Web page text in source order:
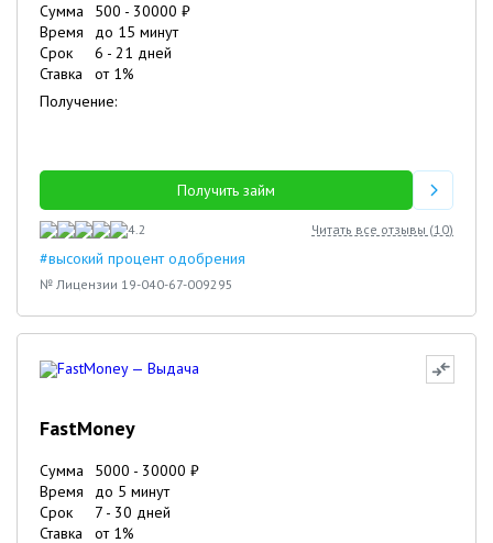
Сумма 500 - 30000 ₽
Время
до 15 минут
Срок
6 - 21 дней
Ставка
от 1%
Получение:
Получить займ
4.2 Читать все отзывы (10)
#высокий процент одобрения
№ Лицензии 19-040-67-009295
FastMoney
Сумма 5000 - 30000 ₽
Время
до 5 минут
Срок
7 - 30 дней
Ставка
от 1%